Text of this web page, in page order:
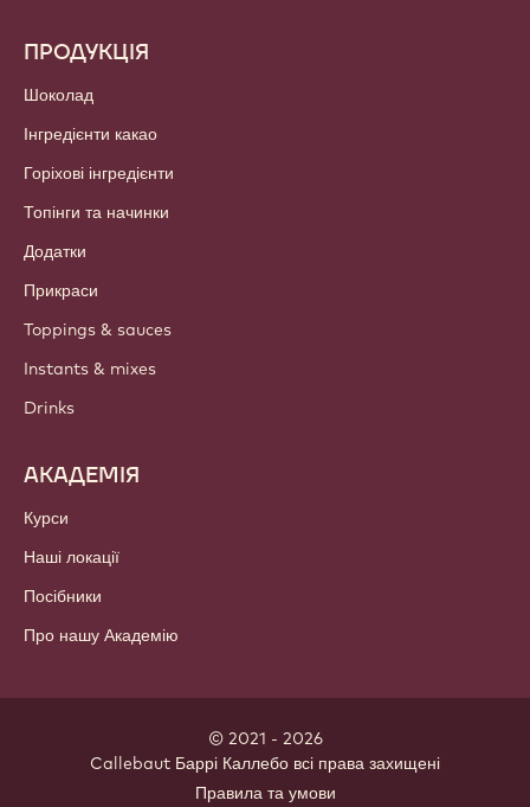
ПРОДУКЦІЯ
Шоколад
Інгредієнти какао
Горіхові інгредієнти
Топінги та начинки
Додатки
Прикраси
Toppings & sauces
Instants & mixes
Drinks
АКАДЕМІЯ
Курси
Наші локації
Посібники
Про нашу Академію
© 2021 - 2026
Callebaut Баррі Каллебо всі права захищені
Правила та умови